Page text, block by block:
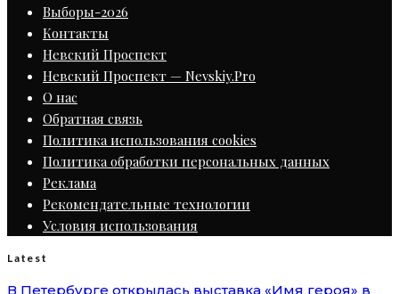
Выборы-2026
Контакты
Невский Проспект
Невский Проспект — Nevskiy.Pro
О нас
Обратная связь
Политика использования cookies
Политика обработки персональных данных
Реклама
Рекомендательные технологии
Условия использования
Latest
В Петербурге открылась выставка «Имя героя» в